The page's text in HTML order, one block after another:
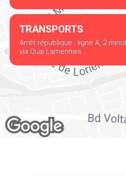
TRANSPORTS
Arrêt république : ligne A, 2
via Quai Lamennais.